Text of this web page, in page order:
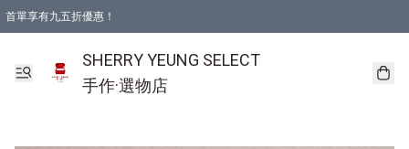
首單享有九五折優惠！
SHERRY YEUNG SELECT
手作·選物店